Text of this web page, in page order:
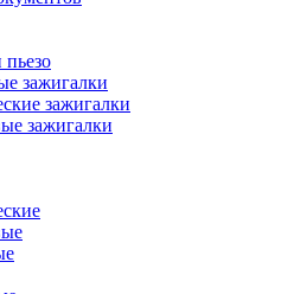
зажигалки
зажигалки
зажигалки